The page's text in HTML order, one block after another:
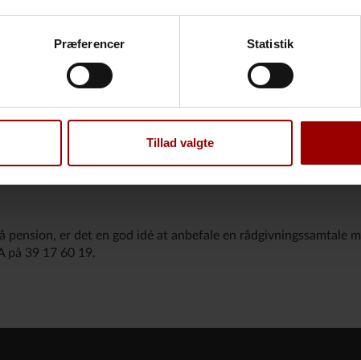
ogbehandling af personoplysninger.
Præferencer Statistik
Tillad valgte
og undersøgelse, hvis de bliver syge eller kommer til skade
hjælp, hvis din medarbejder er alvorligt syg.
PFA Sundhedscenter på70 12 50 00
, hvis de bliver alvorligt
17 48 67for at få råd og vejledning om udbetaling af
pension, er det en god idé at anbefale en rådgivningssamtale
på 39 17 60 19.